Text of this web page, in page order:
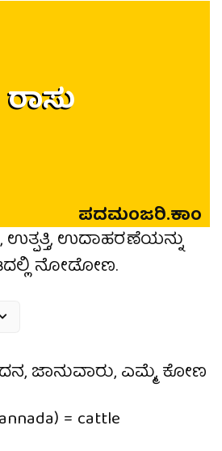
ರಾಸು
ಪದಮಂಜರಿ.ಕಾಂ
ಉದಾಹರಣೆಯನ್ನು
ನೋಡೋಣ.
ದನ, ಜಾನುವಾರು, ಎಮ್ಮೆ, ಕೋಣ
= cattle